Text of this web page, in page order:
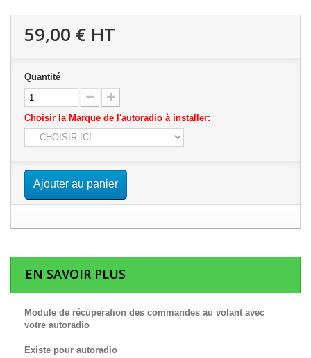
59,00 € HT
Quantité
Choisir la Marque de l'autoradio à installer:
Ajouter au panier
EN SAVOIR PLUS
Module de récuperation des commandes au volant avec
votre autoradio
Existe pour autoradio